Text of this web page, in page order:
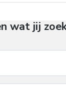
wat jij